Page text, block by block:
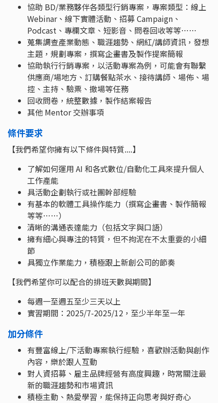
協助 BD/業務夥伴各類型行銷專案，專案類型：線上
Webinar、線下實體活動、招募 Campaign、
Podcast、專欄文章、短影音、問卷回收等等⋯⋯
蒐集調查產業動態、職涯趨勢、網紅/講師資訊，發想
主題，規劃專案，撰寫企畫書及製作提案簡報
協助執行行銷專案，以活動專案為例，可能會有聯繫
供應商/場地方、訂購餐點茶水、接待講師、場佈、場
控、主持、驗票、撤場等任務
回收問卷，統整數據，製作結案報告
其他 Mentor 交辦事項
條件要求
【我們希望你擁有以下條件與特質....】
了解如何運用 AI 和各式數位/自動化工具來提升個人
工作產能
具活動企劃執行或社團幹部經驗
有基本的軟體工具操作能力（撰寫企畫書、製作簡報
等等⋯⋯）
清晰的溝通表達能力（包括文字與口語）
擁有細心與專注的特質，但不拘泥在不太重要的小細
節
具獨立作業能力，積極跟上新創公司的節奏
【我們希望你可以配合的排班天數與期間】
每週一至週五至少三天以上
實習期間：2025/7-2025/12，至少半年至一年
加分條件
有豐富線上/下活動專案執行經驗，喜歡辦活動與創作
內容，樂於跟人互動
對人資招募、雇主品牌經營有高度興趣，時常關注最
新的職涯趨勢和市場資訊
積極主動、熱愛學習，能保持正向思考與好奇心